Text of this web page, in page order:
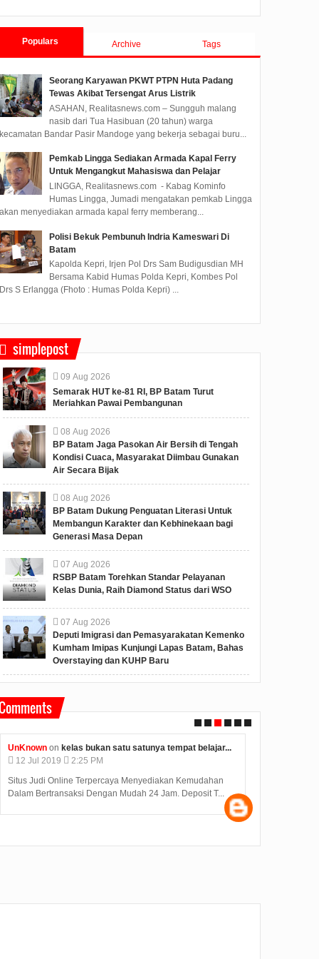
Populars Archive Tags
Seorang Karyawan PKWT PTPN Huta Padang
Tewas Akibat Tersengat Arus Listrik
ASAHAN, Realitasnews.com – Sungguh malang
nasib dari Tua Hasibuan (20 tahun) warga
kecamatan Bandar Pasir Mandoge yang bekerja sebagai buru...
Pemkab Lingga Sediakan Armada Kapal Ferry
Untuk Mengangkut Mahasiswa dan Pelajar
LINGGA, Realitasnews.com - Kabag Kominfo
Humas Lingga, Jumadi mengatakan pemkab Lingga
akan menyediakan armada kapal ferry memberang...
Polisi Bekuk Pembunuh Indria Kameswari Di
Batam
Kapolda Kepri, Irjen Pol Drs Sam Budigusdian MH
Bersama Kabid Humas Polda Kepri, Kombes Pol
Drs S Erlangga (Fhoto : Humas Polda Kepri) ...
simplepost
09 Aug 2026
Semarak HUT ke-81 RI, BP Batam Turut
Meriahkan Pawai Pembangunan
08 Aug 2026
BP Batam Jaga Pasokan Air Bersih di Tengah
Kondisi Cuaca, Masyarakat Diimbau Gunakan
Air Secara Bijak
08 Aug 2026
BP Batam Dukung Penguatan Literasi Untuk
Membangun Karakter dan Kebhinekaan bagi
Generasi Masa Depan
07 Aug 2026
RSBP Batam Torehkan Standar Pelayanan
Kelas Dunia, Raih Diamond Status dari WSO
07 Aug 2026
Deputi Imigrasi dan Pemasyarakatan Kemenko
Kumham Imipas Kunjungi Lapas Batam, Bahas
Overstaying dan KUHP Baru
UnKnown on kelas bukan satu satunya tempat belajar...
12 Jul 2019
2:25 PM
Situs Judi Online Terpercaya Menyediakan Kemudahan
Dalam Bertransaksi Dengan Mudah 24 Jam. Deposit T...